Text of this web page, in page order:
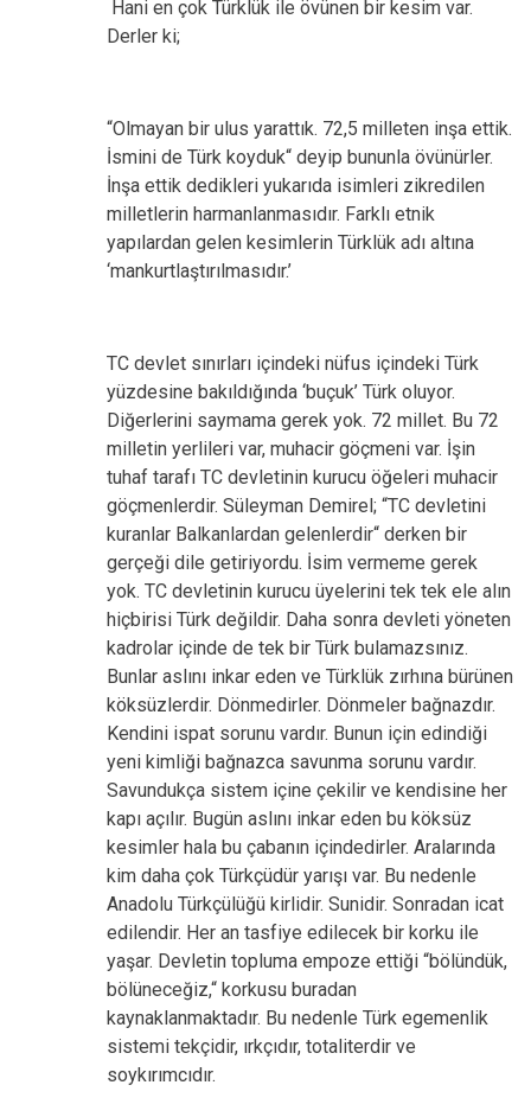
Hani en çok Türklük ile övünen bir kesim var.
Derler ki;
“Olmayan bir ulus yarattık. 72,5 milleten inşa ettik.
İsmini de Türk koyduk“ deyip bununla övünürler.
İnşa ettik dedikleri yukarıda isimleri zikredilen
milletlerin harmanlanmasıdır. Farklı etnik
yapılardan gelen kesimlerin Türklük adı altına
‘mankurtlaştırılmasıdır.’
TC devlet sınırları içindeki nüfus içindeki Türk
yüzdesine bakıldığında ‘buçuk’ Türk oluyor.
Diğerlerini saymama gerek yok. 72 millet. Bu 72
milletin yerlileri var, muhacir göçmeni var. İşin
tuhaf tarafı TC devletinin kurucu öğeleri muhacir
göçmenlerdir. Süleyman Demirel; “TC devletini
kuranlar Balkanlardan gelenlerdir“ derken bir
gerçeği dile getiriyordu. İsim vermeme gerek
yok. TC devletinin kurucu üyelerini tek tek ele alın
hiçbirisi Türk değildir. Daha sonra devleti yöneten
kadrolar içinde de tek bir Türk bulamazsınız.
Bunlar aslını inkar eden ve Türklük zırhına bürünen
köksüzlerdir. Dönmedirler. Dönmeler bağnazdır.
Kendini ispat sorunu vardır. Bunun için edindiği
yeni kimliği bağnazca savunma sorunu vardır.
Savundukça sistem içine çekilir ve kendisine her
kapı açılır. Bugün aslını inkar eden bu köksüz
kesimler hala bu çabanın içindedirler. Aralarında
kim daha çok Türkçüdür yarışı var. Bu nedenle
Anadolu Türkçülüğü kirlidir. Sunidir. Sonradan icat
edilendir. Her an tasfiye edilecek bir korku ile
yaşar. Devletin topluma empoze ettiği “bölündük,
bölüneceğiz,“ korkusu buradan
kaynaklanmaktadır. Bu nedenle Türk egemenlik
sistemi tekçidir, ırkçıdır, totaliterdir ve
soykırımcıdır.